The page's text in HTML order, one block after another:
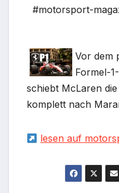
#motorsport-
Vor dem
Formel-
schiebt McLaren
komplett nach
lesen auf